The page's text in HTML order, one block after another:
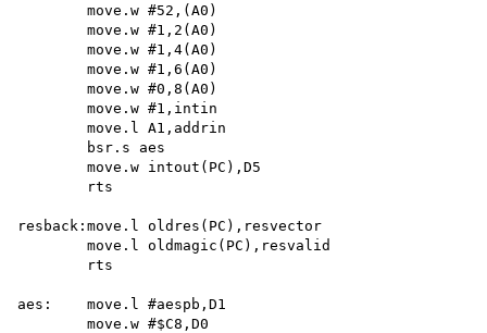
        move.w #52,(A0)
        move.w #1,2(A0)
        move.w #1,4(A0)
        move.w #1,6(A0)
        move.w #0,8(A0)
        move.w #1,intin
        move.l A1,addrin
        bsr.s aes
        move.w intout(PC),D5
        rts
resback:move.l oldres(PC),resvector
        move.l oldmagic(PC),resvalid
        rts
aes:    move.l #aespb,D1
        move.w #$C8,D0